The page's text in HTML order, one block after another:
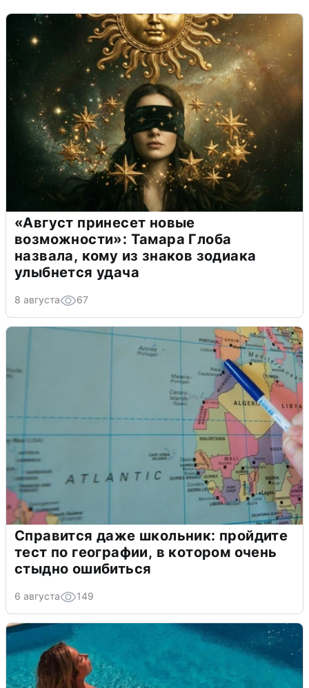
«Август принесет новые
возможности»: Тамара Глоба
назвала, кому из знаков зодиака
улыбнется удача
8 августа 67
Справится даже школьник: пройдите
тест по географии, в котором очень
стыдно ошибиться
6 августа 149